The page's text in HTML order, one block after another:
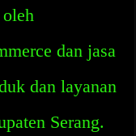
dan jasa
dan layanan
Serang.